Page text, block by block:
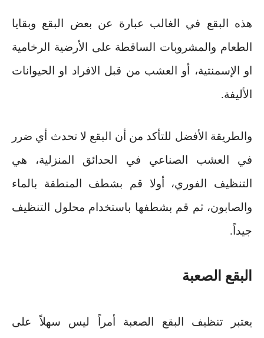
هذه البقع في الغالب عبارة عن بعض البقع وبقايا
الطعام والمشروبات الساقطة على الأرضية الرخامية
او الإسمنتية، أو العشب من قبل الافراد او الحيوانات
الأليفة.
والطريقة الأفضل للتأكد من أن البقع لا تحدث أي ضرر
في العشب الصناعي في الحدائق المنزلية، هي
التنظيف الفوري، أولا قم بشطف المنطقة بالماء
والصابون، ثم قم بشطفها باستخدام محلول التنظيف
جيداً .
البقع الصعبة
يعتبر تنظيف البقع الصعبة أمراً ليس سهلاً على